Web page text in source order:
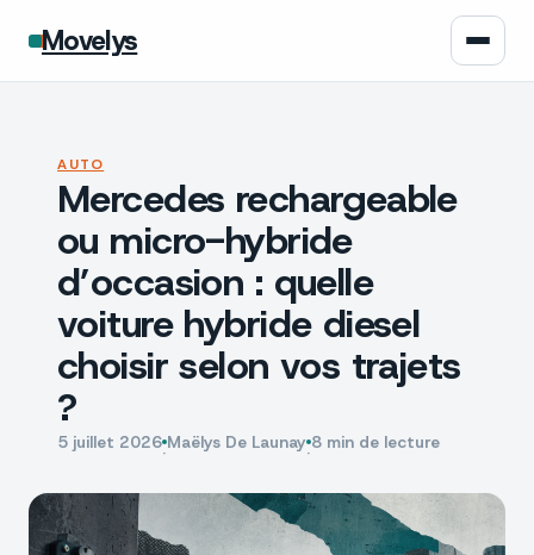
Movelys
Moto
Assurance
Écologie
Tech
AUTO
Mercedes rechargeable
ou micro-hybride
d’occasion : quelle
voiture hybride diesel
choisir selon vos trajets
?
5 juillet 2026·Maëlys De Launay·8 min de lecture